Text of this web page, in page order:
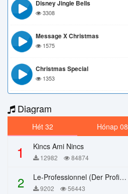
Disney Jingle Bells
3308
Message X Christmas
1575
Christmas Special
1353
Diagram
Hét 32 Hónap 08
1 Kincs Ami Nincs
12982 84874
2 Le-Professionnel (Der Profi) – Chi Mai
9202 56443